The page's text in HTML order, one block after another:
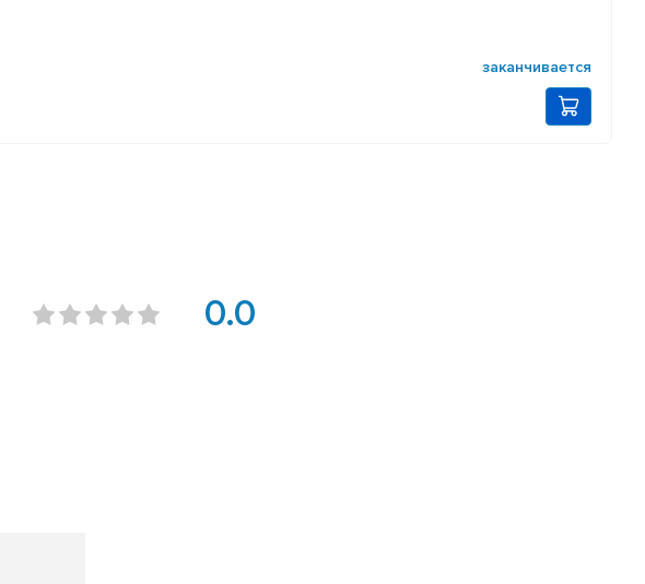
заканчивается
0.0